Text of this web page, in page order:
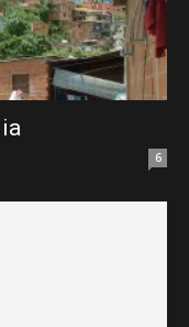
6